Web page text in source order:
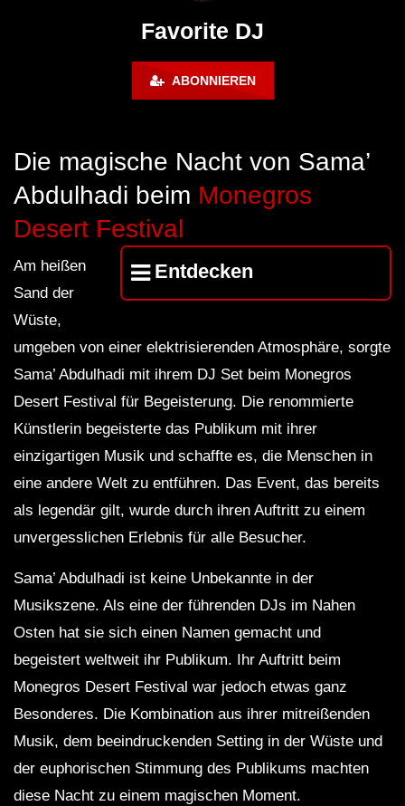
Favorite DJ
ABONNIEREN
Die magische Nacht von Sama’
Abdulhadi beim Monegros
Desert Festival
Entdecken
Am heißen
Sand der
Wüste,
umgeben von einer elektrisierenden Atmosphäre, sorgte
Sama’ Abdulhadi mit ihrem DJ Set beim Monegros
Desert Festival für Begeisterung. Die renommierte
Künstlerin begeisterte das Publikum mit ihrer
einzigartigen Musik und schaffte es, die Menschen in
eine andere Welt zu entführen. Das Event, das bereits
als legendär gilt, wurde durch ihren Auftritt zu einem
unvergesslichen Erlebnis für alle Besucher.
Sama’ Abdulhadi ist keine Unbekannte in der
Musikszene. Als eine der führenden DJs im Nahen
Osten hat sie sich einen Namen gemacht und
begeistert weltweit ihr Publikum. Ihr Auftritt beim
Monegros Desert Festival war jedoch etwas ganz
Besonderes. Die Kombination aus ihrer mitreißenden
Musik, dem beeindruckenden Setting in der Wüste und
der euphorischen Stimmung des Publikums machten
diese Nacht zu einem magischen Moment.